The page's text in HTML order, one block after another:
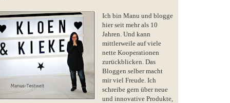
Ich bin Manu und blogge
hier seit mehr als 10
Jahren. Und kann
mittlerweile auf viele
nette Kooperationen
zurückblicken. Das
Bloggen selber macht
mir viel Freude. Ich
schreibe gern über neue
und innovative Produkte,